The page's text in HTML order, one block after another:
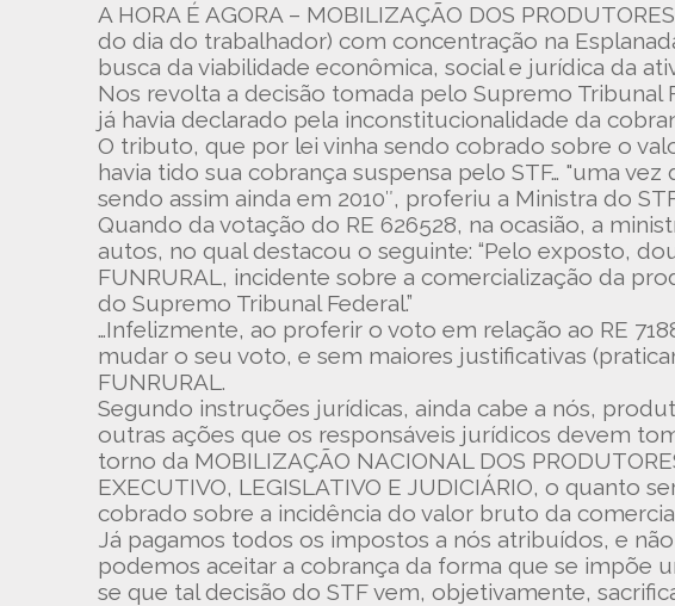
A HORA É AGORA – MOBILIZAÇÃO DOS
do dia do trabalhador) com concentração na
busca da viabilidade econômica, social e jurídica da
Nos revolta a decisão tomada pelo Supremo Tribunal
já havia declarado pela inconstitucionalidade da
O tributo, que por lei vinha sendo cobrado sobre o
havia tido sua cobrança suspensa pelo STF… "uma
sendo assim ainda em 2010″, proferiu a Ministra do
Quando da votação do RE 626528, na ocasião, a
autos, no qual destacou o seguinte: “Pelo exposto,
FUNRURAL, incidente sobre a comercialização da
do Supremo Tribunal Federal.”
…Infelizmente, ao proferir o voto em relação ao RE
mudar o seu voto, e sem maiores justificativas
FUNRURAL.
Segundo instruções jurídicas, ainda cabe a nós,
outras ações que os responsáveis jurídicos devem
torno da MOBILIZAÇÃO NACIONAL DOS
EXECUTIVO, LEGISLATIVO E JUDICIÁRIO, o
cobrado sobre a incidência do valor bruto da
Já pagamos todos os impostos a nós atribuídos, e
podemos aceitar a cobrança da forma que se impõe
se que tal decisão do STF vem, objetivamente,